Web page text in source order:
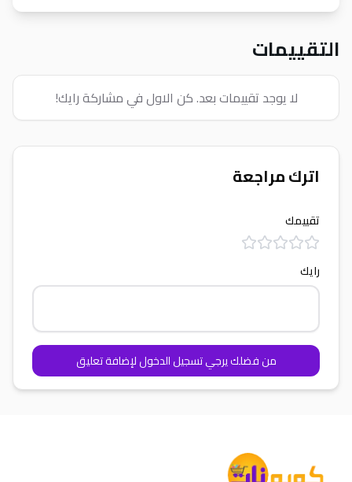
التقييمات
لا يوجد تقييمات بعد. كن الاول في مشاركة رايك!
اترك مراجعة
تقييمك
رايك
من فضلك يرجي تسجيل الدخول لإضافة تعليق